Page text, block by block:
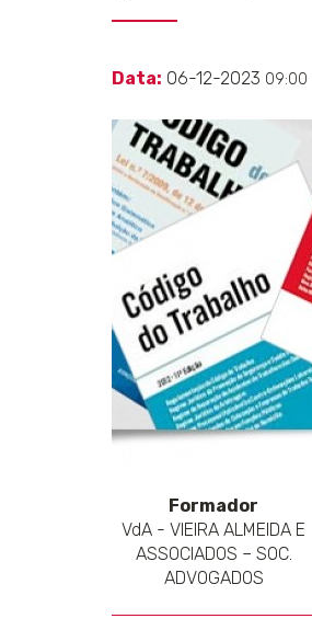
Data: 06-12-2023 09:00
Formador
VdA - VIEIRA ALMEIDA E
ASSOCIADOS – SOC.
ADVOGADOS